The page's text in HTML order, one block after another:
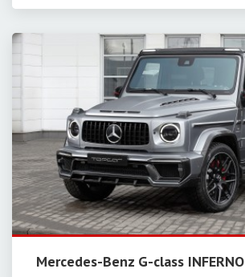
Mercedes-Benz G-class INFERNO